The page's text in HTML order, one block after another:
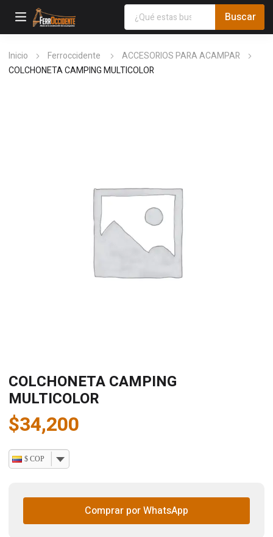
Inicio Ferroccidente
ACCESORIOS PARA ACAMPAR
COLCHONETA CAMPING MULTICOLOR
COLCHONETA CAMPING
MULTICOLOR
$34,200
$ COP
Comprar por WhatsApp